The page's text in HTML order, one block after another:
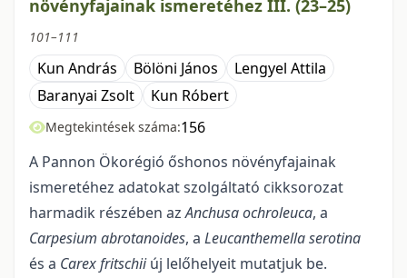
növényfajainak ismeretéhez III. (23–25)
101–111
Kun András Bölöni János
Lengyel Attila
Baranyai Zsolt
Kun Róbert
Megtekintések száma:156
A Pannon Ökorégió őshonos növényfajainak
ismeretéhez adatokat szolgáltató cikkso­ro­zat
harmadik részében azAnchusa ochroleuca, a
Carpesium abrotanoides, a Leucanthemella serotina
és a Carex fritschiiúj lelőhelyeit mutatjuk be.